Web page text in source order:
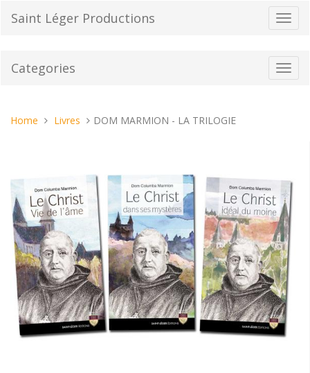
Saint Léger Productions
Categories
You
Home Livres DOM MARMION - LA TRILOGIE